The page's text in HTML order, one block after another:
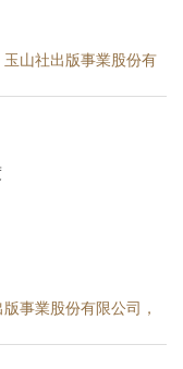
玉山社出版事業股份有
事業股份有限公司，